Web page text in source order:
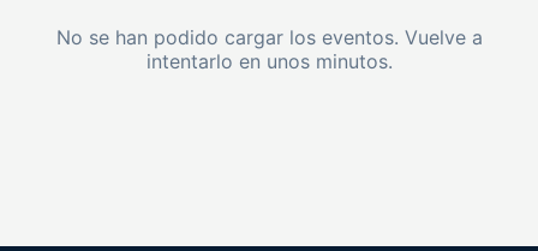
No se han podido cargar los eventos. Vuelve a
intentarlo en unos minutos.